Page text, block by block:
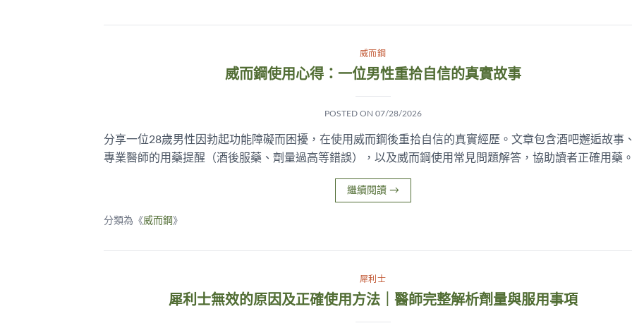
威而鋼
威而鋼使用心得：一位男性重拾自信的真實故事
POSTED ON 07/28/2026
分享一位28歲男性因勃起功能障礙而困擾，在使用威而鋼後重拾自信的真實經歷。文章包含酒吧邂逅故事、
專業醫師的用藥提醒（酒後服藥、劑量過高等錯誤），以及威而鋼使用常見問題解答，協助讀者正確用藥。
繼續閱讀 →
分類為《威而鋼 》
犀利士
犀利士無效的原因及正確使用方法｜醫師完整解析劑量與服用事項